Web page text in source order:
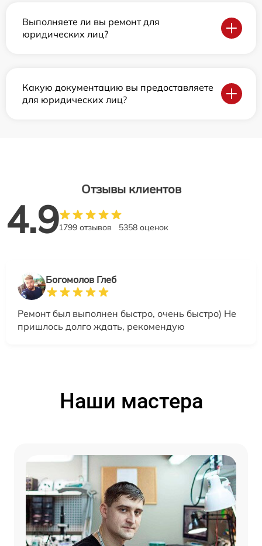
Выполняете ли вы ремонт для
юридических лиц?
Какую документацию вы предоставляете
для юридических лиц?
Отзывы клиентов
4.91799 отзывов 5358 оценок
Богомолов Глеб
Ремонт был выполнен быстро, очень быстро) Не
пришлось долго ждать, рекомендую
Наши мастера